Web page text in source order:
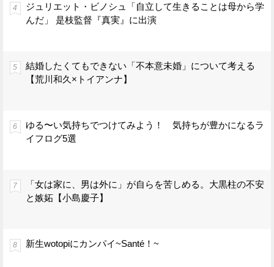
ジュリエット・ビノシュ「自立して生きることは母から学
んだ」 是枝監督『真実』に出演
結婚したくてもできない「不本意未婚」について考える
【荒川和久×トイアンナ】
ゆる〜い気持ちでつけてみよう！ 気持ちが豊かになるラ
イフログ5選
「女は家に、男は外に」が自らを苦しめる。大黒柱の不安
と嫉妬【小島慶子】
新生wotopiにカンパイ~Santé！~